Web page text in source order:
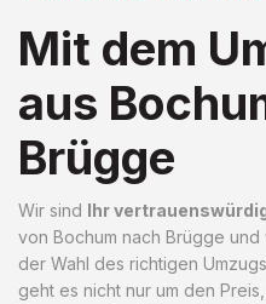
Mit dem
aus
Brügge
Wir sind Ihr
von Bochum nach Brügge
der Wahl des richtigen
geht es nicht nur um den